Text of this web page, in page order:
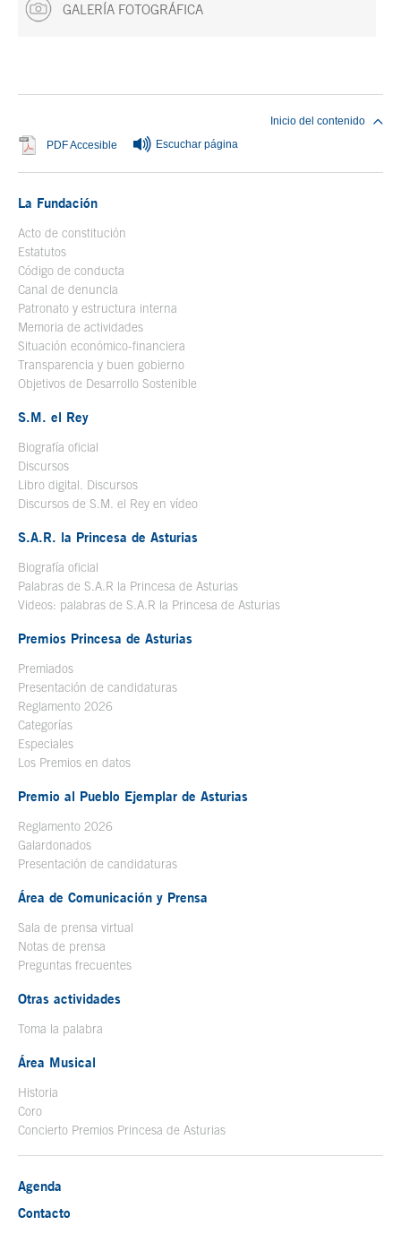
GALERÍA FOTOGRÁFICA
PDF Accesible Se abre en ventana nueva
Escuchar página
Inicio del contenido
La Fundación
Acto de constitución
Estatutos
Código de conducta
Canal de denuncia
Patronato y estructura interna
Memoria de actividades
Situación económico-financiera
Transparencia y buen gobierno
Objetivos de Desarrollo Sostenible
S.M. el Rey
Biografía oficial
Discursos
Libro digital. Discursos
Discursos de S.M. el Rey en vídeo
S.A.R. la Princesa de Asturias
Biografía oficial
Palabras de S.A.R la Princesa de Asturias
Videos: palabras de S.A.R la Princesa de Asturias
Premios Princesa de Asturias
Premiados
Presentación de candidaturas
Reglamento 2026
Categorías
Especiales
Los Premios en datos
Premio al Pueblo Ejemplar de Asturias
Reglamento 2026
Galardonados
Presentación de candidaturas
Área de Comunicación y Prensa
Sala de prensa virtual
Notas de prensa
Preguntas frecuentes
Otras actividades
Toma la palabra
Área Musical
Historia
Coro
Concierto Premios Princesa de Asturias
Agenda
Contacto